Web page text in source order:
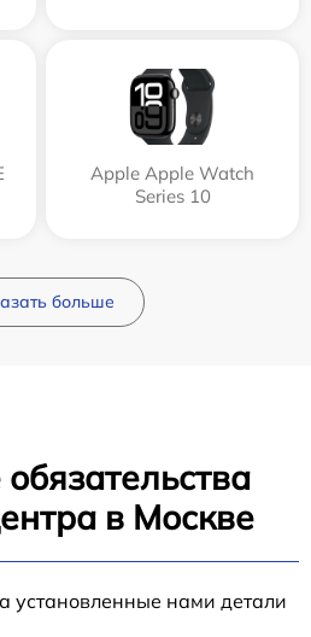
Apple Apple Watch
Series 10
больше
в Москве
установленные нами детали